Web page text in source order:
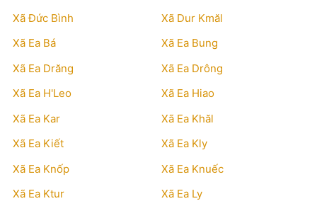
Xã Đức Bình
Xã Dur Kmăl
Xã Ea Bá
Xã Ea Bung
Xã Ea Drăng
Xã Ea Drông
Xã Ea H'Leo
Xã Ea Hiao
Xã Ea Kar
Xã Ea Khăl
Xã Ea Kiết
Xã Ea Kly
Xã Ea Knốp
Xã Ea Knuếc
Xã Ea Ktur
Xã Ea Ly